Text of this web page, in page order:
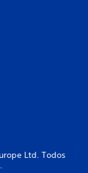
Ltd. Todos